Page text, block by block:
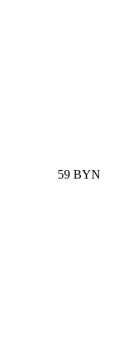
59 BYN